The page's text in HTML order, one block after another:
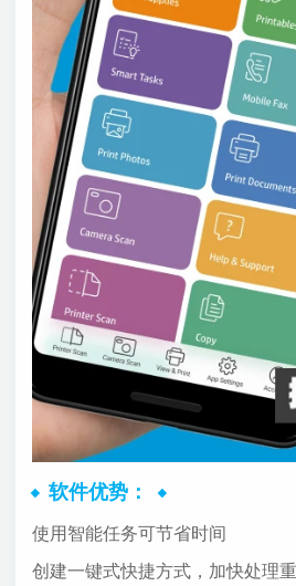
软件优势：
使用智能任务可节省时间
创建一键式快捷方式，加快处理